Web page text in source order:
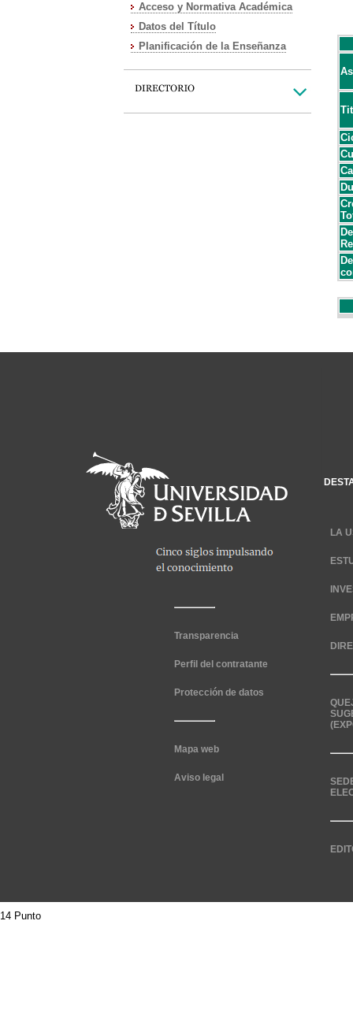
Acceso y Normativa Académica
Datos del Título
Planificación de la Enseñanza
Transparencia
Perfil del contratante
Protección de datos
Mapa web
Aviso legal
LA
14 Punto